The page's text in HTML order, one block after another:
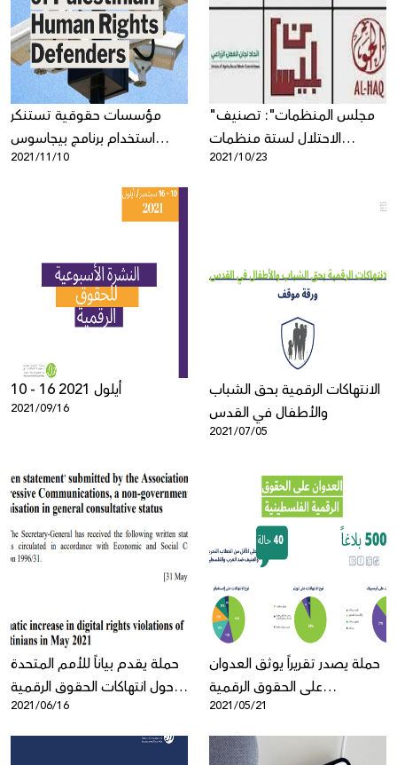
Donate
مؤسسات حقوقية تستنكر
استخدام برنامج بيجاسوس
للتجسس على نشطاء
2021/11/10
"مجلس المنظمات": تصنيف
الاحتلال لستة منظمات
حقوقية رائدة كـ"منظمات
الفلسطينيين والسيطرة عليهم
2021/10/23
10 - 16 أيلول 2021
2021/09/16
الانتهاكات الرقمية بحق الشباب
والأطفال في القدس
2021/07/05
حملة يقدم بياناً للأمم المتحدة
حول انتهاكات الحقوق الرقمية
الفلسطينية بالتعاون مع
"جمعية الاتصالات التقدمية"
2021/06/16
حملة يصدر تقريراً يوثق العدوان
على الحقوق الرقمية
الفلسطينية
2021/05/21